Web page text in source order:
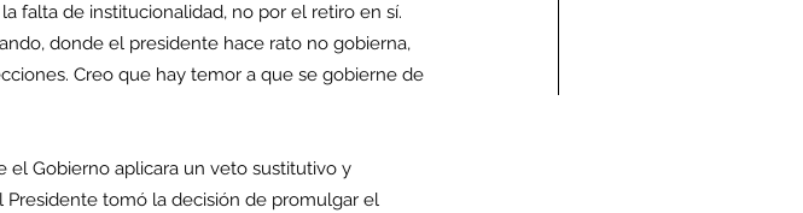
Humberto Vega Rivera
la falta de institucionalidad, no por el retiro en sí.
donde el presidente hace rato no gobierna,
Creo que hay temor a que se gobierne de
el Gobierno aplicara un veto sustitutivo y
tomó la decisión de promulgar el